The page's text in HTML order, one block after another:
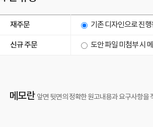
재주문 기존 디자인으로 진
신규 주문 도안 파일 미첨부 시
메모란 앞면 뒷면의 정확한 원고내용과 요구사항을